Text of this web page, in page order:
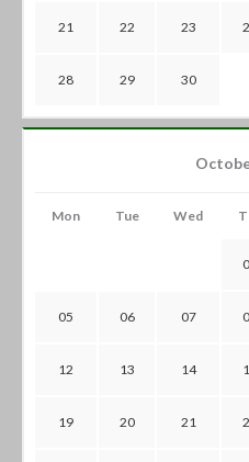
21 22 23
28 29 30
Mon Tue Wed
05 06 07
12 13 14
19 20 21